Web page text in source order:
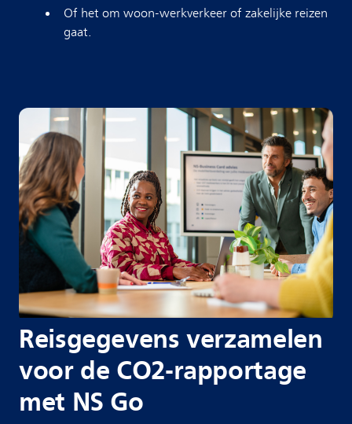
Of het om woon-werkverkeer of zakelijke reizen
gaat.
Reisgegevens verzamelen
voor de CO2-rapportage
met NS Go